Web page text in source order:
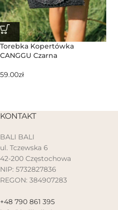
Torebka Kopertówka
CANGGU Czarna
59.00zł
KONTAKT
BALI BALI
ul. Tczewska 6
42-200 Częstochowa
NIP: 5732827836
REGON: 384907283
+48 790 861 395